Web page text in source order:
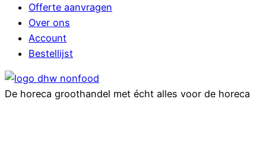
Offerte aanvragen
Over ons
Account
Bestellijst
De horeca groothandel met écht alles voor de horeca